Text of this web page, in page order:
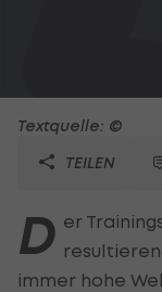
Textquelle: ©
TEILEN
D er
immer hohe